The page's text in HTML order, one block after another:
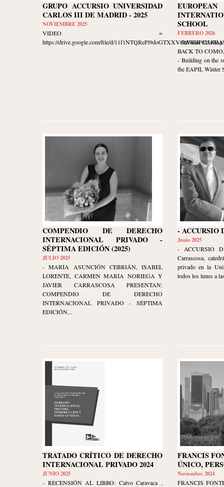
GRUPO ACCURSIO UNIVERSIDAD
CARLOS III DE MADRID - 2025
NOVIEMBRE 2025
VIDEO =
https://drive.google.com/file/d/
SCHOOL
FEBRERO 2026
- JAVIER
BACK TO
- Building on the
the EAPIL Winter
COMPENDIO DE DERECHO
INTERNACIONAL PRIVADO -
SÉPTIMA EDICIÓN (2025)
JULIO 2025
- MARÍA ASUNCIÓN CEBRIÁN, ISABEL
LORENTE, CARMEN MARÍA NORIEGA Y
JAVIER CARRASCOSA PRESENTAN:
COMPENDIO DE DERECHO
INTERNACIONAL PRIVADO - SÉPTIMA
EDICIÓN...
- ACCURSIO
Junio 2025
- ACCURSIO
Carrascosa,
privado en la
todos los lunes a
TRATADO CRÍTICO DE DERECHO
INTERNACIONAL PRIVADO 2024
JUNIO 2025
- RECENSIÓN AL LIBRO: Calvo Caravaca ,
FRANCIS
ÚNICO,
Noviembre 2024
FRANCIS